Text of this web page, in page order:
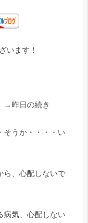
います！
→昨日の続き
そうか・・・・い
ら、心配しないで
病気、心配しない